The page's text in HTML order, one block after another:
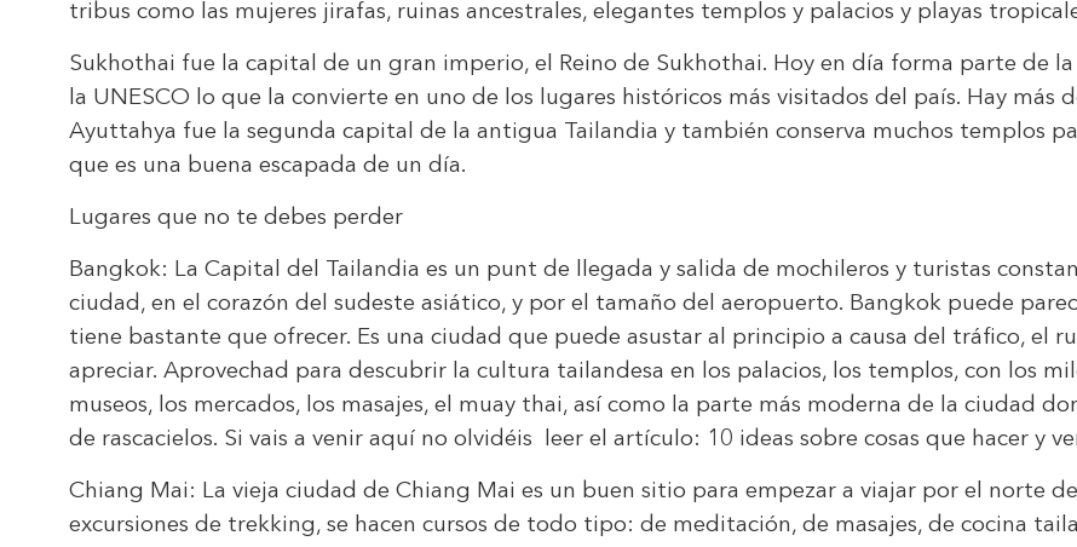
tribus como las mujeres jirafas, ruinas ancestrales, elegantes templos y palacios y playas
Sukhothai fue la capital de un gran imperio, el Reino de Sukhothai. Hoy en día forma parte de
la UNESCO lo que la convierte en uno de los lugares históricos más visitados del país. Hay más
Ayuttahya fue la segunda capital de la antigua Tailandia y también conserva muchos templos
que es una buena escapada de un día.
Lugares que no te debes perder
Bangkok: La Capital del Tailandia es un punt de llegada y salida de mochileros y turistas
ciudad, en el corazón del sudeste asiático, y por el tamaño del aeropuerto. Bangkok puede
tiene bastante que ofrecer. Es una ciudad que puede asustar al principio a causa del tráfico, el
apreciar. Aprovechad para descubrir la cultura tailandesa en los palacios, los templos, con los
museos, los mercados, los masajes, el muay thai, así como la parte más moderna de la ciudad
de rascacielos. Si vais a venir aquí no olvidéis leer el artículo: 10 ideas sobre cosas que hacer y
Chiang Mai: La vieja ciudad de Chiang Mai es un buen sitio para empezar a viajar por el norte
excursiones de trekking, se hacen cursos de todo tipo: de meditación, de masajes, de cocina